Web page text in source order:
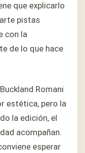
que explicarlo
pistas
con la
de lo que hace
Romani
estética, pero la
la edición, el
acompañan.
esperar